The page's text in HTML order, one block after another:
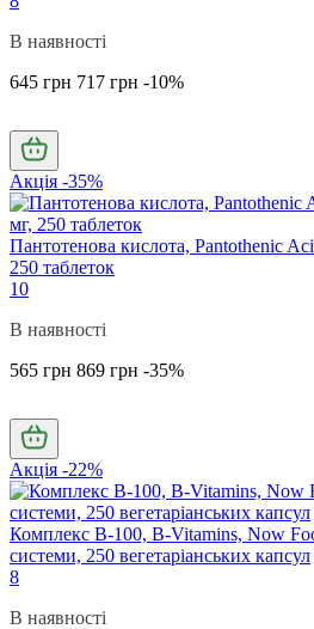
В наявності
645 грн 717 грн -10%
Акція -35%
Пантотенова кислота, Pantothenic
250 таблеток
10
В наявності
565 грн 869 грн -35%
Акція -22%
Комплекс В-100, B-Vitamins, Now
системи, 250 вегетаріанських капсул
8
В наявності